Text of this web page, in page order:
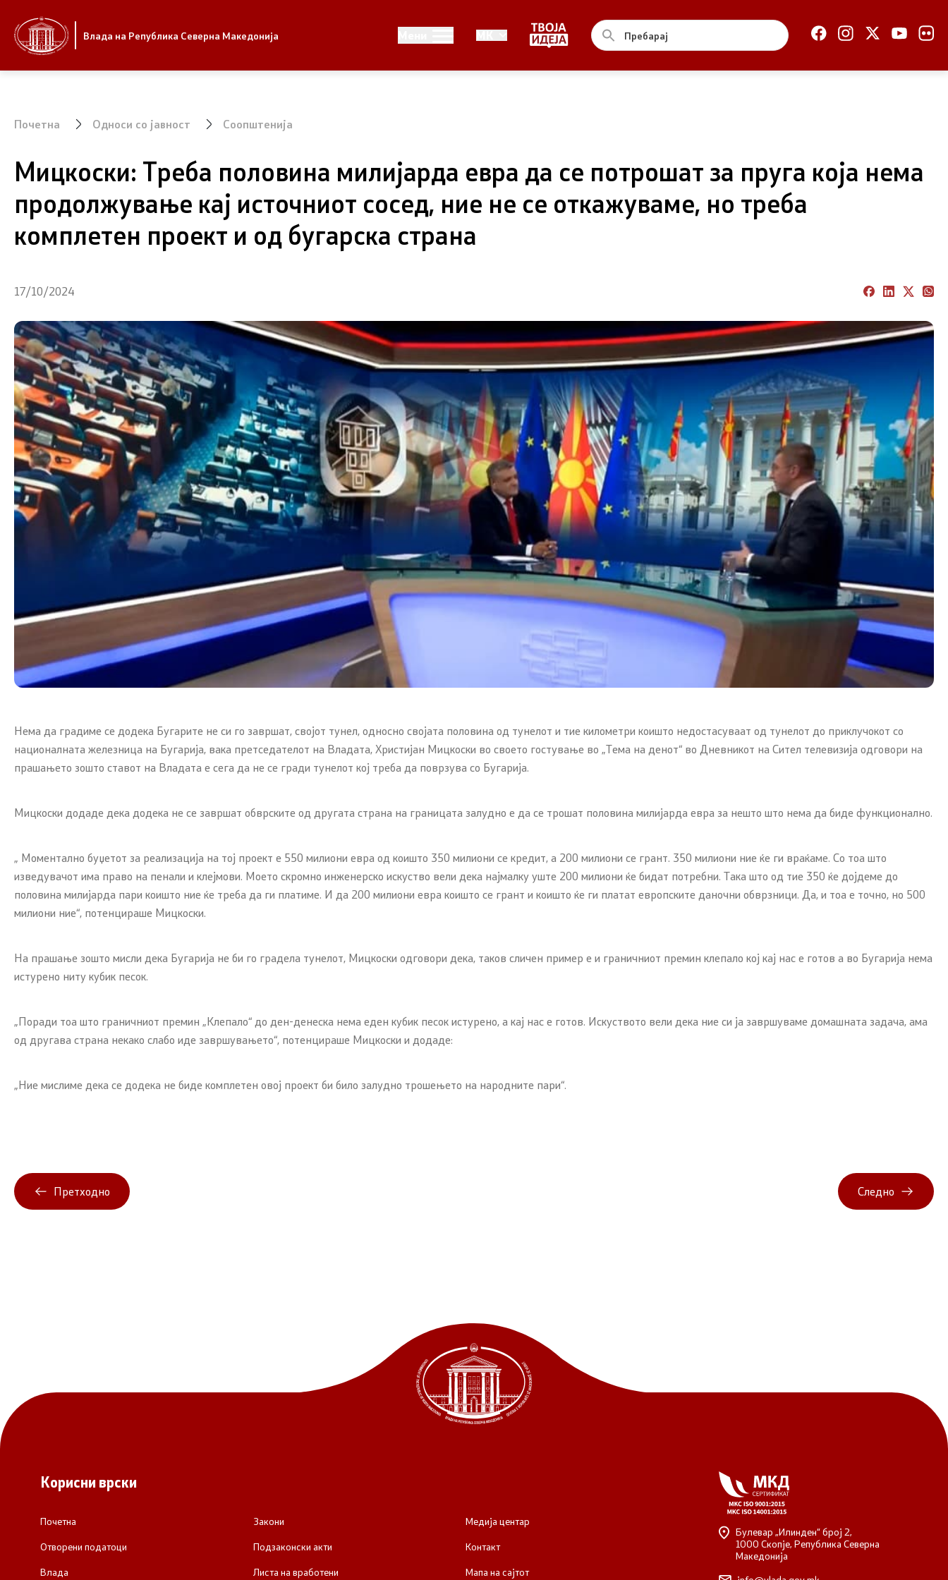
Влада на Република Северна Македонија
Стратешки приоритети и програма
Стратешки план на Генералниот
секретаријат
Национални стратегии
Владата
Владата
Состав на Владата
Министерства
Органи во состав
Национални координатори
Генерален Секретаријат
Односи со јавност Отворена Влада
Антикорупција
Организација и
систематизација
Контакт
Контакт
Изјава за пристапност
Со еден клик до сите услуги
Почетна Односи со јавност Соопштенија
Мицкоски: Треба половина милијарда евра да се потрошат за пруга која нема
продолжување кај источниот сосед, ние не се откажуваме, но треба
комплетен проект и од бугарска страна
17/10/2024
Нема да градиме се додека Бугарите не си го завршат, својот тунел, односно својата половина од тунелот и тие километри коишто недостасуваат од тунелот до приклучокот со
националната железница на Бугарија, вака претседателот на Владата, Христијан Мицкоски во своето гостување во „Тема на денот“ во Дневникот на Сител телевизија одговори на
прашањето зошто ставот на Владата е сега да не се гради тунелот кој треба да поврзува со Бугарија.
Мицкоски додаде дека додека не се завршат обврските од другата страна на границата залудно е да се трошат половина милијарда евра за нешто што нема да биде функционално.
„ Моментално буџетот за реализација на тој проект е 550 милиони евра од коишто 350 милиони се кредит, а 200 милиони се грант. 350 милиони ние ќе ги враќаме. Со тоа што
изведувачот има право на пенали и клејмови. Моето скромно инженерско искуство вели дека најмалку уште 200 милиони ќе бидат потребни. Така што од тие 350 ќе дојдеме до
половина милијарда пари коишто ние ќе треба да ги платиме. И да 200 милиони евра коишто се грант и коишто ќе ги платат европските даночни обврзници. Да, и тоа е точно, но 500
милиони ние“, потенцираше Мицкоски.
На прашање зошто мисли дека Бугарија не би го градела тунелот, Мицкоски одговори дека, таков сличен пример е и граничниот премин клепало кој кај нас е готов а во Бугарија нема
истурено ниту кубик песок.
„Поради тоа што граничниот премин „Клепало“ до ден-денеска нема еден кубик песок истурено, а кај нас е готов. Искуството вели дека ние си ја завршуваме домашната задача, ама
од другава страна некако слабо иде завршувањето“, потенцираше Мицкоски и додаде:
„Ние мислиме дека се додека не биде комплетен овој проект би било залудно трошењето на народните пари“.
Претходно Следно
Корисни врски
Почетна
Отворени податоци
Влада
Закони
Подзаконски акти
Листа на вработени
Медија центар
Контакт
Мапа на сајтот
Булевар „Илинден“ број 2,
1000 Скопје, Република Северна
Македонија